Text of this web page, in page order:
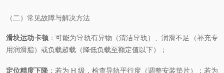
（二）常见故障与解决方法
滑块运动卡顿：可能为导轨有异物（清洁导轨）、润滑不足（补充专
用润滑脂）或负载超载（降低负载至额定值以下）；
定位精度下降 ：若为 H 级，检查导轨平行度（调整安装垫片）；若为